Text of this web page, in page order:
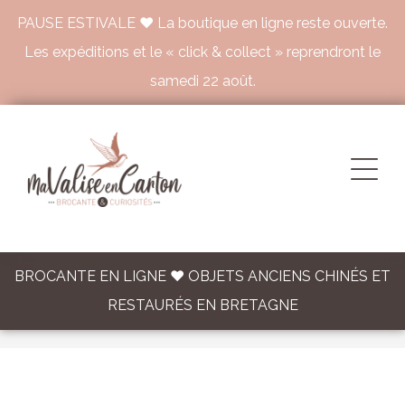
PAUSE ESTIVALE ♥ La boutique en ligne reste ouverte.
Les expéditions et le « click & collect » reprendront le
samedi 22 août.
BROCANTE EN LIGNE ♥ OBJETS ANCIENS CHINÉS ET
RESTAURÉS EN BRETAGNE